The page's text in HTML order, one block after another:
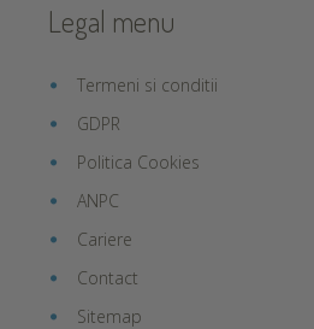
Legal menu
Termeni si conditii
GDPR
Politica Cookies
ANPC
Cariere
Contact
Sitemap